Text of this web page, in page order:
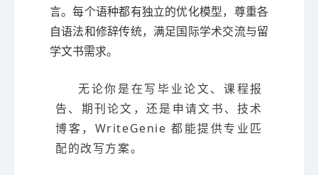
言。每个语种都有独立的优化模型，尊重各
自语法和修辞传统，满足国际学术交流与留
学文书需求。
无论你是在写毕业论文、课程报
告、期刊论文，还是申请文书、技术
博客，WriteGenie 都能提供专业匹
配的改写方案。